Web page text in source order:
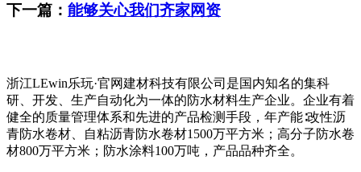
下一篇： 能够关心我们齐家网资
浙江LEwin乐玩·官网建材科技有限公司是国内知名的集科
研、开发、生产自动化为一体的防水材料生产企业。企业有着
健全的质量管理体系和先进的产品检测手段，年产能∶改性沥
青防水卷材、自粘沥青防水卷材1500万平方米；高分子防水卷
材800万平方米；防水涂料100万吨，产品品种齐全。